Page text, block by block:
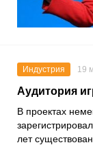
Индустрия 19
Аудитория
В проектах
лет